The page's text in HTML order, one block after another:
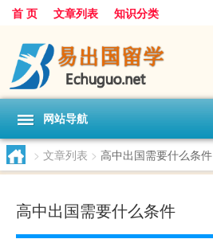
首 页 文章列表 知识分类
网站导航
> 文章列表 > 高中出国需要什么条件
高中出国需要什么条件